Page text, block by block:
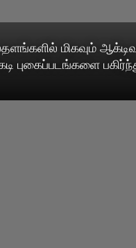
மிகவும்
புகைப்படங்களை